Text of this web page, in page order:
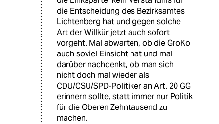
die Entscheidung des Bezirksamtes
Lichtenberg hat und gegen solche
Art der Willkür jetzt auch sofort
vorgeht. Mal abwarten, ob die GroKo
auch soviel Einsicht hat und mal
darüber nachdenkt, ob man sich
nicht doch mal wieder als
CDU/CSU/SPD-Politiker an Art. 20 GG
erinnern sollte, statt immer nur Politik
für die Oberen Zehntausend zu
machen.